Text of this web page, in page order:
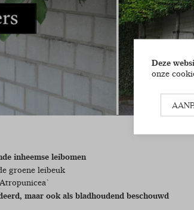
inheemse leibomen
groene leibeuk
maar ook als bladhoudend beschouwd
Deze
onze